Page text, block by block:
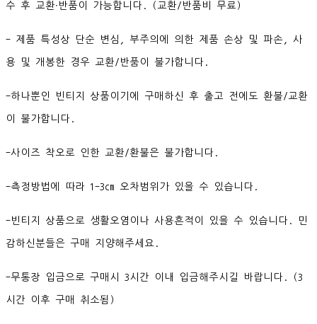
수 후 교환∙반품이 가능합니다. (교환/반품비 무료)
- 제품 특성상 단순 변심, 부주의에 의한 제품 손상 및 파손, 사
용 및 개봉한 경우 교환/반품이 불가합니다.
-하나뿐인 빈티지 상품이기에 구매하신 후 출고 전에도 환불/교환
이 불가합니다.
-사이즈 착오로 인한 교환/환불은 불가합니다.
-측정방법에 따라 1-3cm 오차범위가 있을 수 있습니다.
-빈티지 상품으로 생활오염이나 사용흔적이 있을 수 있습니다. 민
감하신분들은 구매 지양해주세요.
-무통장 입금으로 구매시 3시간 이내 입금해주시길 바랍니다. (3
시간 이후 구매 취소됨)